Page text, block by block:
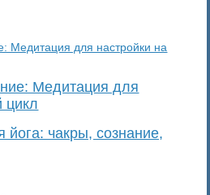
Медитация для
цикл
йога: чакры, сознание,